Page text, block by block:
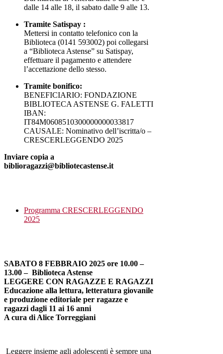
dalle 14 alle 18, il sabato dalle 9 alle 13.
Tramite Satispay :
Mettersi in contatto telefonico con la
Biblioteca (0141 593002) poi collegarsi
a “Biblioteca Astense” su Satispay,
effettuare il pagamento e attendere
l’accettazione dello stesso.
Tramite bonifico:
BENEFICIARIO: FONDAZIONE
BIBLIOTECA ASTENSE G. FALETTI
IBAN:
IT84M0608510300000000033817
CAUSALE: Nominativo dell’iscritta/o –
CRESCERLEGGENDO 2025
Inviare copia a
biblioragazzi@bibliotecastense.it
Programma CRESCERLEGGENDO
2025
SABATO 8 FEBBRAIO 2025 ore 10.00 –
13.00 – Biblioteca Astense
LEGGERE CON RAGAZZE E RAGAZZI
Educazione alla lettura, letteratura giovanile
e produzione editoriale per ragazze e
ragazzi dagli 11 ai 16 anni
A cura di Alice Torreggiani
Leggere insieme agli adolescenti è sempre una